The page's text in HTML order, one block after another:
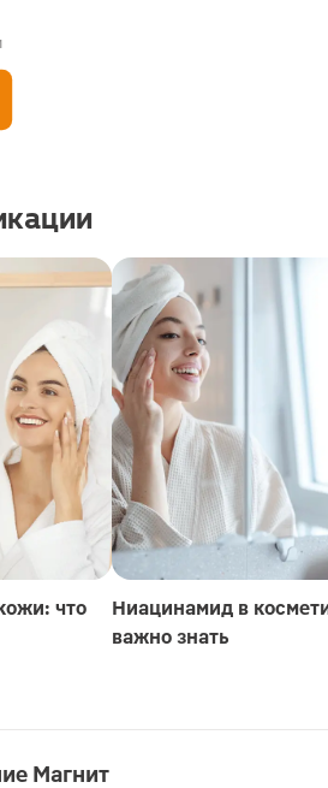
что
Ниацинамид в
важно знать
Магнит